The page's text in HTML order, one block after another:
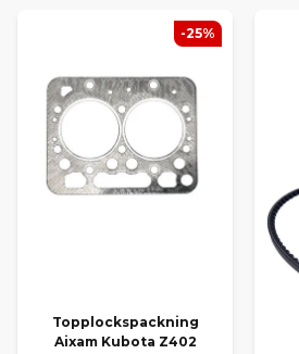
Topplockspackning
Aixam Kubota Z402
-25%